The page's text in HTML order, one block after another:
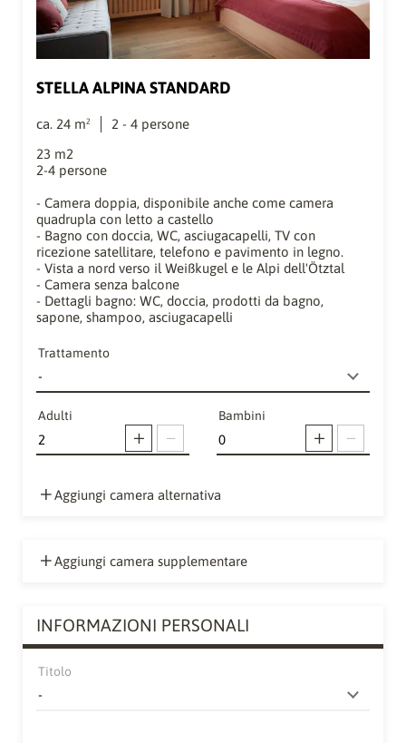
STELLA ALPINA STANDARD
ca. 24m² 2 - 4 persone
23 m2
2-4 persone
- Camera doppia, disponibile anche come camera
quadrupla con letto a castello
- Bagno con doccia, WC, asciugacapelli, TV con
ricezione satellitare, telefono e pavimento in legno.
- Vista a nord verso il Weißkugel e le Alpi dell'Ötztal
- Camera senza balcone
- Dettagli bagno: WC, doccia, prodotti da bagno,
sapone, shampoo, asciugacapelli
Trattamento
Adulti Bambini
Aggiungi camera alternativa
Aggiungi camera supplementare
INFORMAZIONI PERSONALI
Titolo